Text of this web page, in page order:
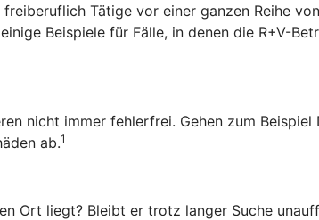
Tätige vor einer ganzen Reihe
Beispiele für Fälle, in denen die R+V-
nicht immer fehlerfrei. Gehen zum
ab.1
Ort liegt? Bleibt er trotz langer Suche